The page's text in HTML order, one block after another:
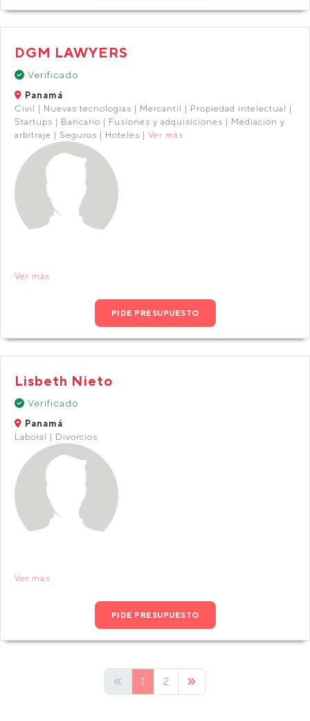
DGM LAWYERS
Verificado
Panamá
Civil | Nuevas tecnologías | Mercantil | Propiedad intelectual |
Startups | Bancario | Fusiones y adquisiciones | Mediación y
arbitraje | Seguros | Hoteles | Ver más
Ver más
PIDE PRESUPUESTO
Lisbeth Nieto
Verificado
Panamá
Laboral | Divorcios
Ver más
PIDE PRESUPUESTO
1 2